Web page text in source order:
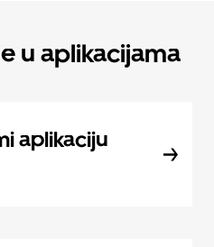
u aplikacijama
aplikaciju